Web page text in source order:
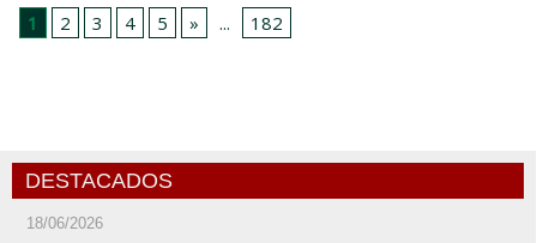
1
2 3 4 5 » ... 182
DESTACADOS
18/06/2026